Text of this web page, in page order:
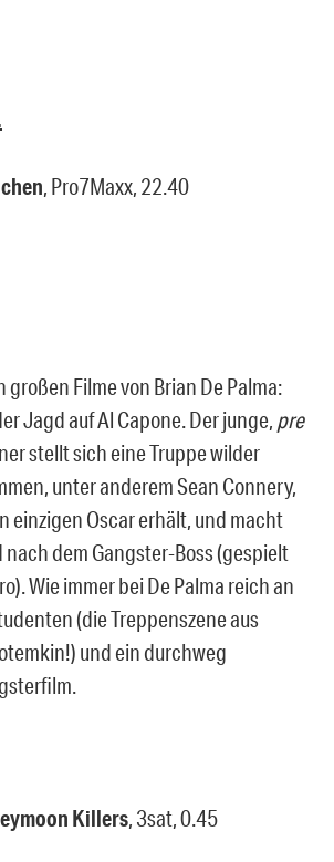
, Pro7Maxx, 22.40
großen Filme von Brian De Palma:
Jagd auf Al Capone. Der junge, pre
stellt sich eine Truppe wilder
unter anderem Sean Connery,
einzigen Oscar erhält, und macht
nach dem Gangster-Boss (gespielt
Wie immer bei De Palma reich an
(die Treppenszene aus
und ein durchweg
Killers, 3sat, 0.45